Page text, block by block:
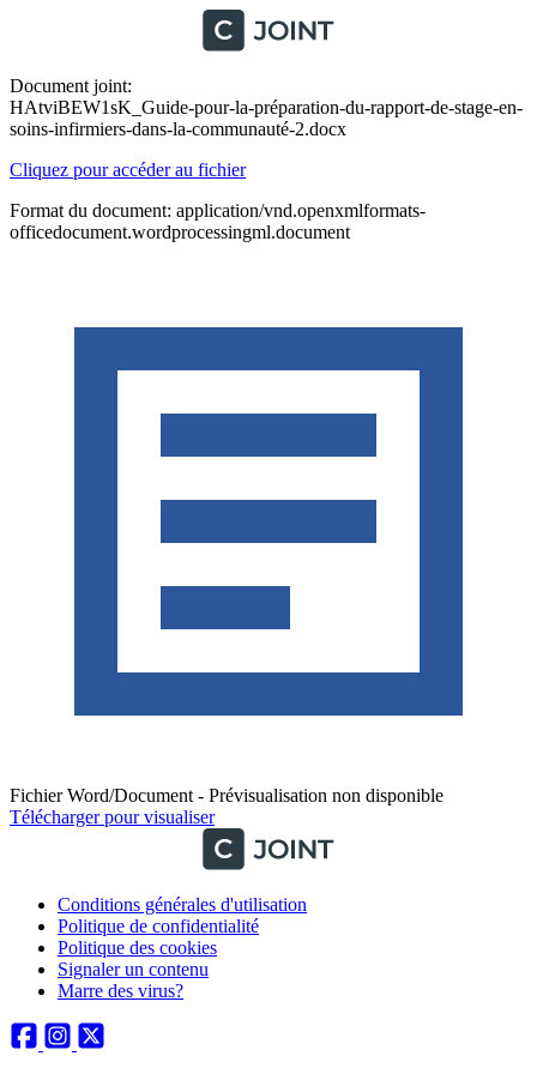
Document joint:
HAtviBEW1sK_Guide-pour-la-préparation-du-rapport-de-stage-en-
soins-infirmiers-dans-la-communauté-2.docx
Cliquez pour accéder au fichier
Format du document: application/vnd.openxmlformats-
officedocument.wordprocessingml.document
Fichier Word/Document - Prévisualisation non disponible
Télécharger pour visualiser
Conditions générales d'utilisation
Politique de confidentialité
Politique des cookies
Signaler un contenu
Marre des virus?